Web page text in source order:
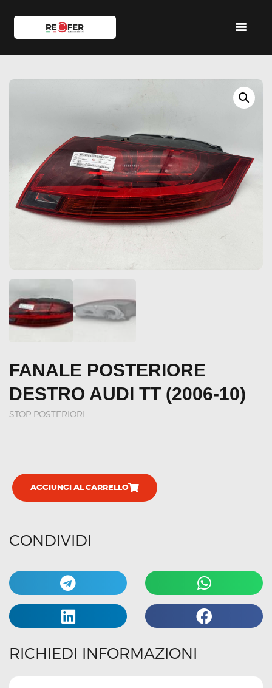
HOME
FANALE POSTERIORE
DESTRO AUDI TT (2006-10)
STOP POSTERIORI
AGGIUNGI AL CARRELLO
CONDIVIDI
RICHIEDI INFORMAZIONI